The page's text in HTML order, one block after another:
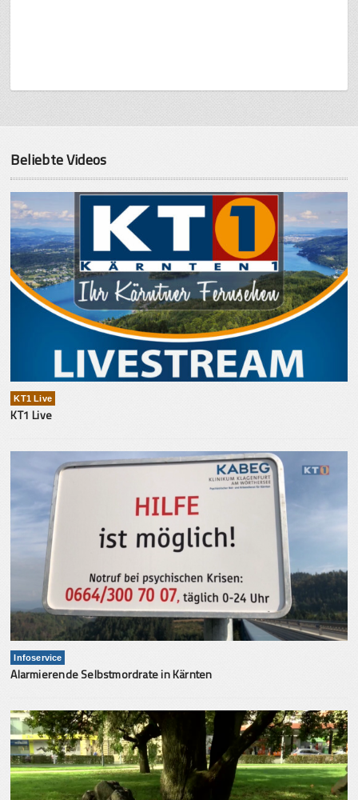
Beliebte Videos
KT1 Live
KT1 Live
Infoservice
Alarmierende Selbstmordrate in Kärnten